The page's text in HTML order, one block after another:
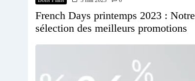
French Days printemps 2023 : Notre
sélection des meilleurs promotions